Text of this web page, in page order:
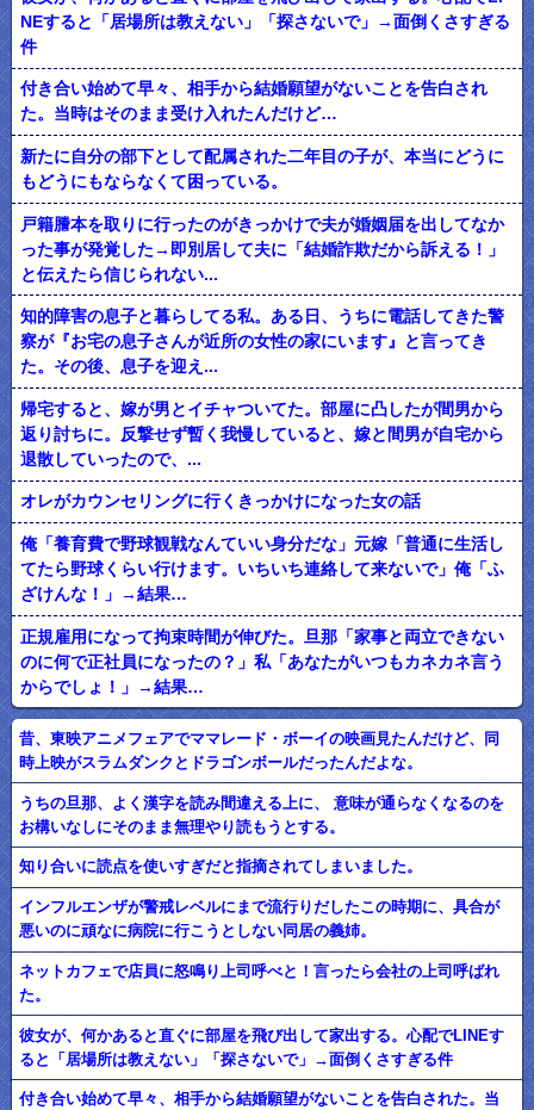
NEすると「居場所は教えない」「探さないで」→面倒くさすぎる
件
付き合い始めて早々、相手から結婚願望がないことを告白され
た。当時はそのまま受け入れたんだけど…
新たに自分の部下として配属された二年目の子が、本当にどうに
もどうにもならなくて困っている。
戸籍謄本を取りに行ったのがきっかけで夫が婚姻届を出してなか
った事が発覚した→即別居して夫に「結婚詐欺だから訴える！」
と伝えたら信じられない...
知的障害の息子と暮らしてる私。ある日、うちに電話してきた警
察が『お宅の息子さんが近所の女性の家にいます』と言ってき
た。その後、息子を迎え...
帰宅すると、嫁が男とイチャついてた。部屋に凸したが間男から
返り討ちに。反撃せず暫く我慢していると、嫁と間男が自宅から
退散していったので、...
オレがカウンセリングに行くきっかけになった女の話
俺「養育費で野球観戦なんていい身分だな」元嫁「普通に生活し
てたら野球くらい行けます。いちいち連絡して来ないで」俺「ふ
ざけんな！」→結果…
正規雇用になって拘束時間が伸びた。旦那「家事と両立できない
のに何で正社員になったの？」私「あなたがいつもカネカネ言う
からでしょ！」→結果…
昔、東映アニメフェアでママレード・ボーイの映画見たんだけど、同
時上映がスラムダンクとドラゴンボールだったんだよな。
うちの旦那、よく漢字を読み間違える上に、 意味が通らなくなるのを
お構いなしにそのまま無理やり読もうとする。
知り合いに読点を使いすぎだと指摘されてしまいました。
インフルエンザが警戒レベルにまで流行りだしたこの時期に、具合が
悪いのに頑なに病院に行こうとしない同居の義姉。
ネットカフェで店員に怒鳴り上司呼べと！言ったら会社の上司呼ばれ
た。
彼女が、何かあると直ぐに部屋を飛び出して家出する。心配でLINEす
ると「居場所は教えない」「探さないで」→面倒くさすぎる件
付き合い始めて早々、相手から結婚願望がないことを告白された。当